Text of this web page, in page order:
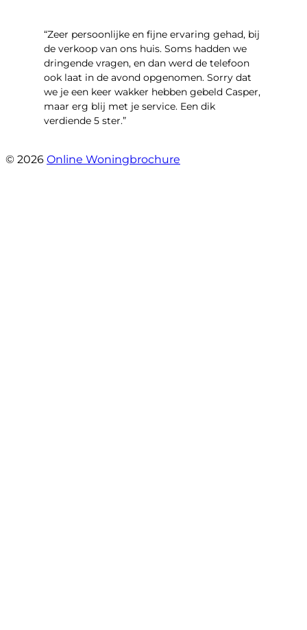
“Zeer persoonlijke en fijne ervaring gehad, bij
de verkoop van ons huis. Soms hadden we
dringende vragen, en dan werd de telefoon
ook laat in de avond opgenomen. Sorry dat
we je een keer wakker hebben gebeld Casper,
maar erg blij met je service. Een dik
verdiende 5 ster.”
© 2026 Online Woningbrochure